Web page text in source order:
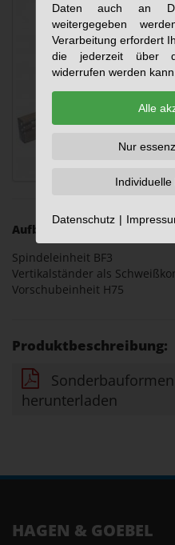
Aufbau:
Spindeleinheit BF3
Vertikalständer als
Vorschubeinheit H75
Produktbeschreibung:
herunterladen
HAGEN & GOEBEL
Daten auch an
weitergegeben
Verarbeitung erfordert
die jederzeit über
widerrufen werden kann.
Alle
Nur
Individuelle
Datenschutz